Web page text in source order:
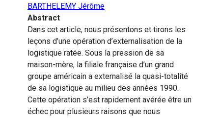
BARTHELEMY Jérôme
Abstract
Dans cet article, nous présentons et tirons les
leçons d’une opération d’externalisation de la
logistique ratée. Sous la pression de sa
maison-mère, la filiale française d’un grand
groupe américain a externalisé la quasi-totalité
de sa logistique au milieu des années 1990.
Cette opération s’est rapidement avérée être un
échec pour plusieurs raisons que nous